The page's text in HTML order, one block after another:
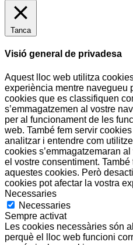
Tanca
Visió general de privadesa
Aquest lloc web utilitza
experiència mentre navegueu
cookies que es classifiquen
s’emmagatzemen al vostre
per al funcionament de les
web. També fem servir
analitzar i entendre com
cookies s’emmagatzemaran
el vostre consentiment.
aquestes cookies. Però
cookies pot afectar la vostra
Necessaries
Necessaries
Sempre activat
Les cookies necessàries són
perquè el lloc web funcioni